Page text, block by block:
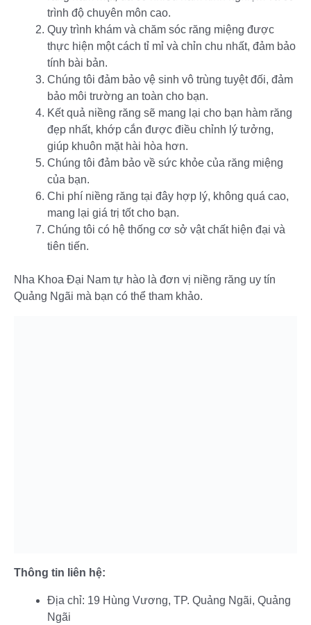
trình độ chuyên môn cao.
Quy trình khám và chăm sóc răng miệng được
thực hiện một cách tỉ mỉ và chỉn chu nhất, đảm bảo
tính bài bản.
Chúng tôi đảm bảo vệ sinh vô trùng tuyệt đối, đảm
bảo môi trường an toàn cho bạn.
Kết quả niềng răng sẽ mang lại cho bạn hàm răng
đẹp nhất, khớp cắn được điều chỉnh lý tưởng,
giúp khuôn mặt hài hòa hơn.
Chúng tôi đảm bảo về sức khỏe của răng miệng
của bạn.
Chi phí niềng răng tại đây hợp lý, không quá cao,
mang lại giá trị tốt cho bạn.
Chúng tôi có hệ thống cơ sở vật chất hiện đại và
tiên tiến.
Nha Khoa Đại Nam tự hào là đơn vị niềng răng uy tín
Quảng Ngãi mà bạn có thể tham khảo.
Thông tin liên hệ:
Địa chỉ: 19 Hùng Vương, TP. Quảng Ngãi, Quảng
Ngãi